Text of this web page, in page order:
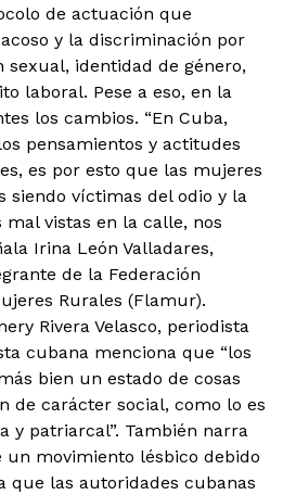
de actuación que
y la discriminación por
sexual, identidad de género,
laboral. Pese a eso, en la
los cambios. “En Cuba,
pensamientos y actitudes
es por esto que las mujeres
siendo víctimas del odio y la
vistas en la calle, nos
Irina León Valladares,
de la Federación
Rurales (Flamur).
Rivera Velasco, periodista
cubana menciona que “los
bien un estado de cosas
de carácter social, como lo es
y patriarcal”. También narra
un movimiento lésbico debido
que las autoridades cubanas